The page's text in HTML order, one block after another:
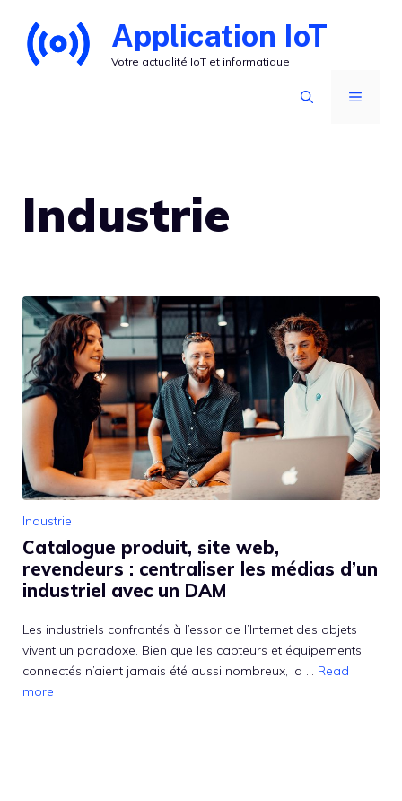
contenu
Application IoT
Votre actualité IoT et informatique
MENU
Industrie
Industrie
Catalogue produit, site web,
revendeurs : centraliser les médias d’un
industriel avec un DAM
Les industriels confrontés à l’essor de l’Internet des objets
vivent un paradoxe. Bien que les capteurs et équipements
connectés n’aient jamais été aussi nombreux, la ... Read
more